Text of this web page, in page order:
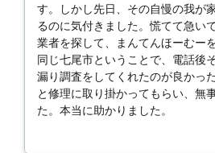
す。しかし先日、その自慢の我が
るのに気付きました。慌てて急い
業者を探して、まんてんほーむー
同じ七尾市ということで、電話後
漏り調査をしてくれたのが良かっ
と修理に取り掛かってもらい、無
た。本当に助かりました。